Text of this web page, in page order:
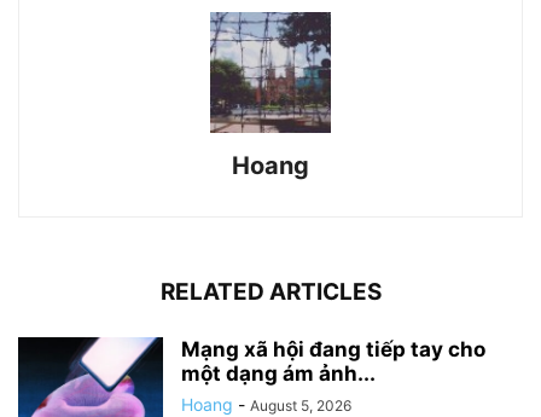
Hoang
RELATED ARTICLES
Mạng xã hội đang tiếp tay cho
một dạng ám ảnh...
Hoang - August 5, 2026